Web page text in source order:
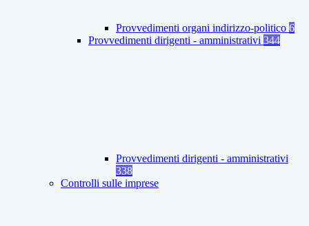
Provvedimenti organi indirizzo-politico 6
Provvedimenti dirigenti - amministrativi 344
Provvedimenti dirigenti - amministrativi
338
Controlli sulle imprese